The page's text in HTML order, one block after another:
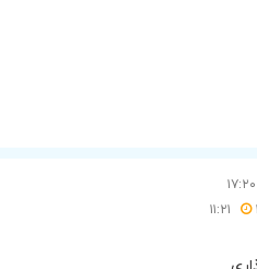
۱۷:۲۰
۱۱:۲۱